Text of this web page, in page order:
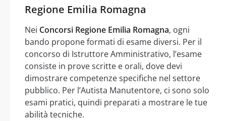
Regione Emilia Romagna
Nei Concorsi Regione Emilia Romagna, ogni
bando propone formati di esame diversi. Per il
concorso di Istruttore Amministrativo, l’esame
consiste in prove scritte e orali, dove devi
dimostrare competenze specifiche nel settore
pubblico. Per l’Autista Manutentore, ci sono solo
esami pratici, quindi preparati a mostrare le tue
abilità tecniche.